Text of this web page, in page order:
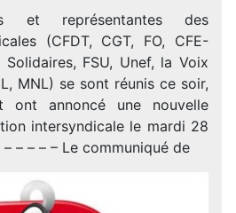
et représentantes des
(CFDT, CGT, FO, CFE-
Solidaires, FSU, Unef, la Voix
MNL) se sont réunis ce soir,
annoncé une nouvelle
intersyndicale le mardi 28
– – – – Le communiqué de